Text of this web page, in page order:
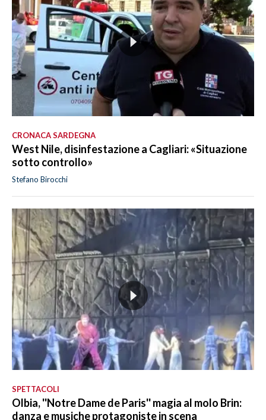
CRONACA SARDEGNA
West Nile, disinfestazione a Cagliari: «Situazione
sotto controllo»
Stefano Birocchi
SPETTACOLI
Olbia, ''Notre Dame de Paris'' magia al molo Brin:
danza e musiche protagoniste in scena